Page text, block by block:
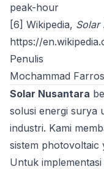
peak-hour
[6] Wikipedia, Solar
https://
Penulis
Mochammad
Solar Nusantara
solusi energi surya
industri. Kami
sistem photovoltaic
Untuk